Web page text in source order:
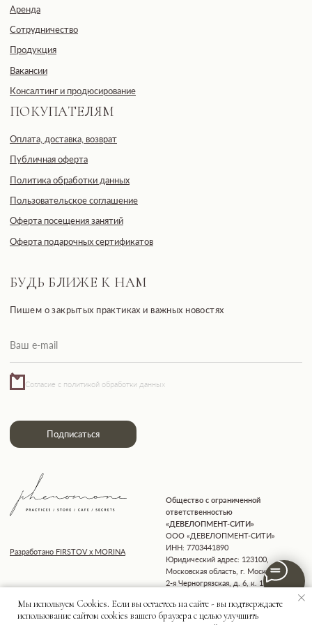
Мы используем Cookies. Если вы остаетесь на сайте - вы подтверждаете
использование сайтом cookies вашего браузера с целью улучшить